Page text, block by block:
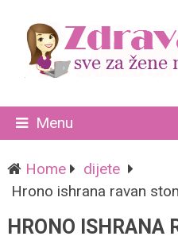
Menu
Home
dijete
Hrono ishrana ravan
HRONO ISHRANA